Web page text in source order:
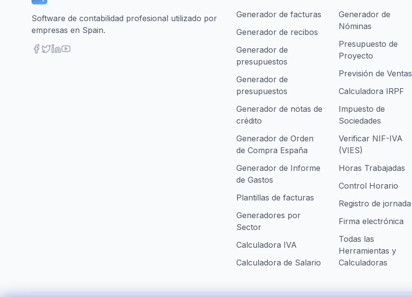
Software de contabilidad profesional utilizado por
empresas en Spain.
Generador de facturas
Generador de recibos
Generador de
presupuestos
Generador de
presupuestos
Generador de notas de
crédito
Generador de Orden
de Compra España
Generador de Informe
de Gastos
Plantillas de facturas
Generadores por
Sector
Calculadora IVA
Calculadora de Salario
Generador de
Nóminas
Presupuesto de
Proyecto
Previsión de Ventas
Calculadora IRPF
Impuesto de
Sociedades
Verificar NIF-IVA
(VIES)
Horas Trabajadas
Control Horario
Registro de jornada
Firma electrónica
Todas las
Herramientas y
Calculadoras